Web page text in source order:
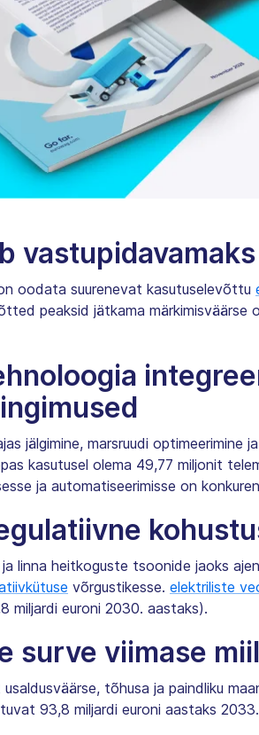
vastupidavamaks
oodata suurenevat kasutuselevõttu
peaksid jätkama märkimisväärse
jälgimine, marsruudi optimeerimine
kasutusel olema 49,77 miljonit
ja automatiseerimisse on
linna heitkoguste tsoonide jaoks
võrgustikesse. elektriliste
miljardi euroni 2030. aastaks).
surve viimase
tõhusa ja paindliku
93,8 miljardi euroni aastaks 2033.